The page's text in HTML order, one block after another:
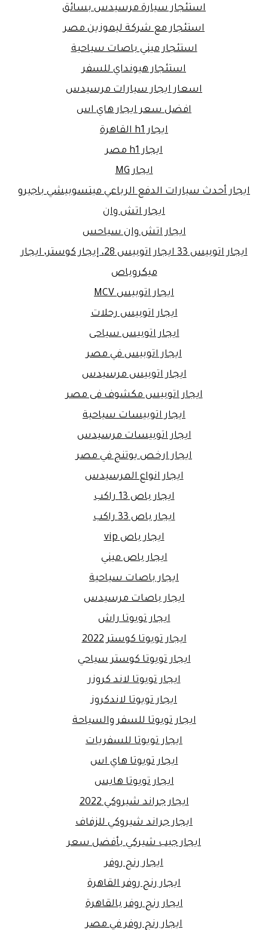
استئجار سيارة مرسيدس بسائق
استئجار مع شركة ليموزين مصر
استئجار ميني باصات سياحية
استئجار هيونداي للسفر
اسعار ايجار سيارات مرسيدس
افضل سعر ايجار هاي اس
ايجار h1 القاهرة
ايجار h1 مصر
ايجار MG
ايجار أحدث سيارات الدفع الرباعي ميتسوبيشي باجيرو
ايجار اتش وان
ايجار اتش وان سياحس
ايجار اتوبيس 33 ايجار اتوبيس 28، إيجار كوستر، ايجار
ميكروباص
ايجار اتوبيس MCV
ايجار اتوبيس رحلات
ايجار اتوبيس سياحى
ايجار اتوبيس في مصر
ايجار اتوبيس مرسيدس
ايجار اتوبيس مكشوف فى مصر
ايجار اتوبيسات سياحية
ايجار اتوبيسات مرسيدس
ايجار ارخص يوتنج في مصر
ايجار انواع المرسيدس
ايجار باص 13 راكب
ايجار باص 33 راكب
ايجار باص vip
ايجار باص ميني
ايجار باصات سياحية
ايجار باصات مرسيدس
ايجار تويوتا راش
ايجار تويوتا كوستر 2022
ايجار تويوتا كوستر سياحي
ايجار تويوتا لاند كروزر
ايجار تويوتا لاندكروز
ايجار تويوتا للسفر والسياحة
ايجار تويوتا للسفريات
ايجار تويوتا هاي اس
ايجار تويوتا هايس
ايجار جراند شيروكي 2022
ايجار جراند شيروكي للزفاف
ايجار جيب شيركي بأفضل سعر
ايجار رنج روفر
ايجار رنج روفر القاهرة
ايجار رنج روفر بالقاهرة
ايجار رنج روفر في مصر